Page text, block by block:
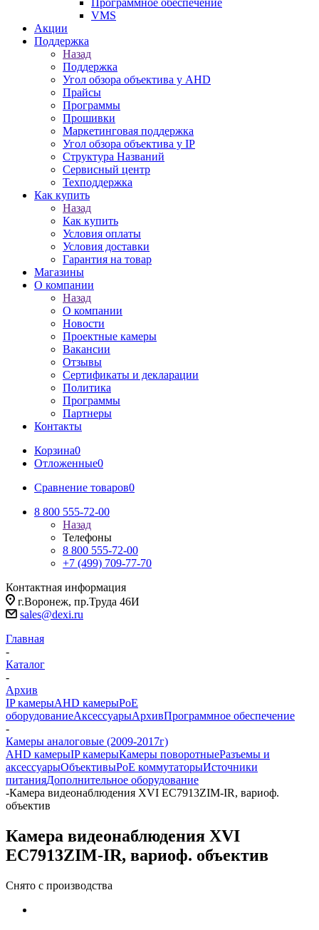
Программное обеспечение
VMS
Акции
Поддержка
Назад
Поддержка
Угол обзора объектива у AHD
Прайсы
Программы
Прошивки
Маркетинговая поддержка
Угол обзора объектива у IP
Структура Названий
Сервисный центр
Техподдержка
Как купить
Назад
Как купить
Условия оплаты
Условия доставки
Гарантия на товар
Магазины
О компании
Назад
О компании
Новости
Проектные камеры
Вакансии
Отзывы
Сертификаты и декларации
Политика
Программы
Партнеры
Контакты
Корзина0
Отложенные0
Сравнение товаров0
8 800 555-72-00
Назад
Телефоны
8 800 555-72-00
+7 (499) 709-77-70
Контактная информация
г.Воронеж, пр.Труда 46И
sales@dexi.ru
Главная
-
Каталог
-
Архив
IP камерыAHD камерыPoE
оборудованиеАксессуарыАрхивПрограммное обеспечение
-
Камеры аналоговые (2009-2017г)
AHD камерыIP камерыКамеры поворотныеРазъемы и
аксессуарыОбъективыPoE коммутаторыИсточники
питанияДополнительное оборудование
-Камера видеонаблюдения XVI EC7913ZIM-IR, вариоф.
объектив
Камера видеонаблюдения XVI
EC7913ZIM-IR, вариоф. объектив
Снято с производства